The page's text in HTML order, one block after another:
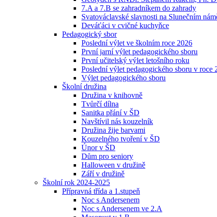
7.A a 7.B se zahradníkem do zahrady
Svatováclavské slavnosti na Slunečním
Deváťáci v cvičné kuchyňce
Pedagogický sbor
Poslední výlet ve školním roce 2026
První jarní výlet pedagogického sboru
První učitelský výlet letošního roku
Poslední výlet pedagogického sboru v roce
Výlet pedagogického sboru
Školní družina
Družina v knihovně
Tvůrčí dílna
Sanitka přání v ŠD
Navštívil nás kouzelník
Družina žije barvami
Kouzelného tvoření v ŠD
Únor v ŠD
Dům pro seniory
Halloween v družině
Září v družině
Školní rok 2024-2025
Přípravná třída a 1.stupeň
Noc s Andersenem
Noc s Andersenem ve 2.A